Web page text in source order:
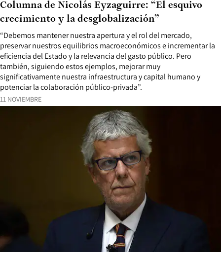
11 NOVIEMBRE
“Debemos mantener nuestra apertura y el rol del mercado,
preservar nuestros equilibrios macroeconómicos e incrementar la
eficiencia del Estado y la relevancia del gasto público. Pero
también, siguiendo estos ejemplos, mejorar muy
significativamente nuestra infraestructura y capital humano y
potenciar la colaboración público-privada”.
Columna de Nicolás Eyzaguirre: “El esquivo
crecimiento y la desglobalización”